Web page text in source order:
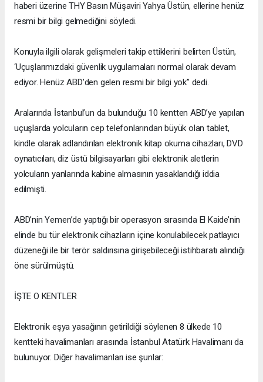
haberi üzerine THY Basın Müşaviri Yahya Üstün, ellerine henüz
resmi bir bilgi gelmediğini söyledi.
Konuyla ilgili olarak gelişmeleri takip ettiklerini belirten Üstün,
‘Uçuşlarımızdaki güvenlik uygulamaları normal olarak devam
ediyor. Henüz ABD'den gelen resmi bir bilgi yok” dedi.
Aralarında İstanbul’un da bulunduğu 10 kentten ABD’ye yapılan
uçuşlarda yolcuların cep telefonlarından büyük olan tablet,
kindle olarak adlandırılan elektronik kitap okuma cihazları, DVD
oynatıcıları, diz üstü bilgisayarları gibi elektronik aletlerin
yolcuların yanlarında kabine almasının yasaklandığı iddia
edilmişti.
ABD’nin Yemen’de yaptığı bir operasyon sırasında El Kaide’nin
elinde bu tür elektronik cihazların içine konulabilecek patlayıcı
düzeneği ile bir terör saldırısına girişebileceği istihbaratı alındığı
öne sürülmüştü.
İŞTE O KENTLER
Elektronik eşya yasağının getirildiği söylenen 8 ülkede 10
kentteki havalimanları arasında İstanbul Atatürk Havalimanı da
bulunuyor. Diğer havalimanları ise şunlar: